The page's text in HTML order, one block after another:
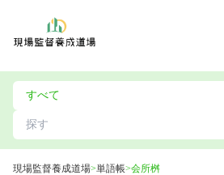
現場監督養成道場>単語帳>会所桝